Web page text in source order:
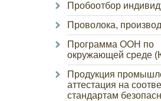
Пробоотбор
Проволока,
Программа ООН по
окружающей среде
Продукция
аттестация на
стандартам